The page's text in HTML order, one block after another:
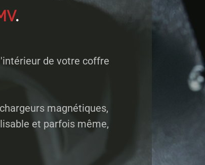
.
de votre coffre
magnétiques,
et parfois même,